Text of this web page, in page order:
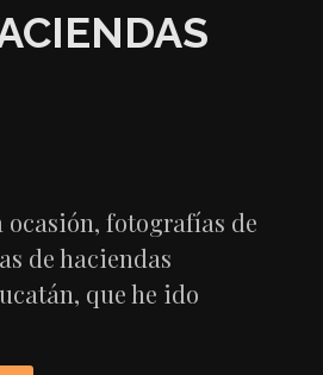
ocasión, fotografías de
de haciendas
que he ido